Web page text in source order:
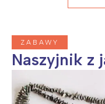
ZABAWY
Naszyjnik z